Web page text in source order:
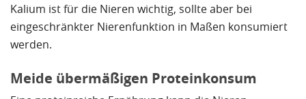
Kalium ist für die Nieren wichtig, sollte aber bei
eingeschränkter Nierenfunktion in Maßen konsumiert
werden.
Meide übermäßigen Proteinkonsum